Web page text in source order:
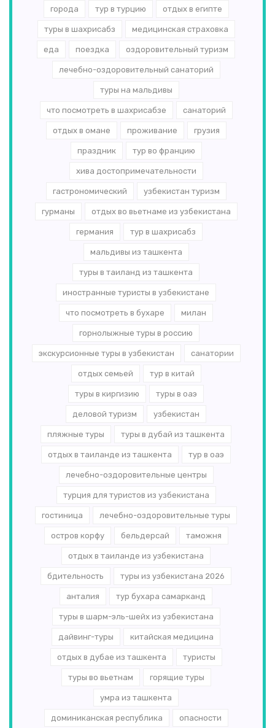
города тур в турцию отдых в египте
туры в шахрисабз медицинская страховка
еда поездка оздоровительный туризм
лечебно-оздоровительный санаторий
туры на мальдивы
что посмотреть в шахрисабзе санаторий
отдых в омане проживание грузия
праздник тур во францию
хива достопримечательности
гастрономический узбекистан туризм
гурманы отдых во вьетнаме из узбекистана
германия тур в шахрисабз
мальдивы из ташкента
туры в таиланд из ташкента
иностранные туристы в узбекистане
что посмотреть в бухаре милан
горнолыжные туры в россию
экскурсионные туры в узбекистан санатории
отдых семьей тур в китай
туры в киргизию туры в оаэ
деловой туризм узбекистан
пляжные туры туры в дубай из ташкента
отдых в таиланде из ташкента тур в оаэ
лечебно-оздоровительные центры
турция для туристов из узбекистана
гостиница лечебно-оздоровительные туры
остров корфу бельдерсай таможня
отдых в таиланде из узбекистана
бдительность туры из узбекистана 2026
анталия тур бухара самарканд
туры в шарм-эль-шейх из узбекистана
дайвинг-туры китайская медицина
отдых в дубае из ташкента туристы
туры во вьетнам горящие туры
умра из ташкента
доминиканская республика опасности